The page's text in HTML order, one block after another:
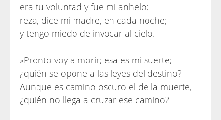
era tu voluntad y fue mi anhelo;
reza, dice mi madre, en cada noche;
y tengo miedo de invocar al cielo.
»Pronto voy a morir; esa es mi suerte;
¿quién se opone a las leyes del destino?
Aunque es camino oscuro el de la muerte,
¿quién no llega a cruzar ese camino?